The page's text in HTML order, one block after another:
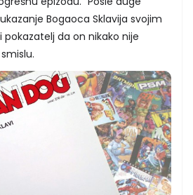
Bogaoca Sklavija svojim
da on nikako nije